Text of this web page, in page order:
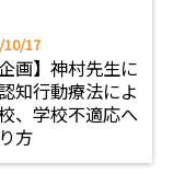
17
企画】神村先生に
知行動療法によ
、学校不適応へ
方